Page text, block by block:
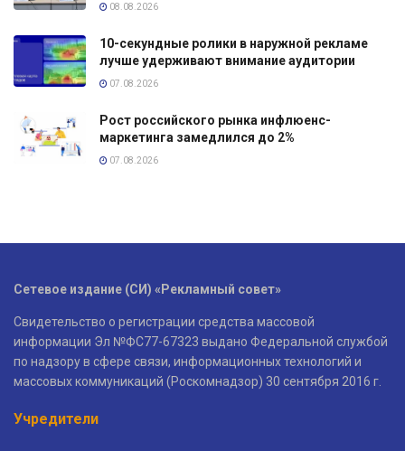
08.08.2026
10-секундные ролики в наружной рекламе
лучше удерживают внимание аудитории
07.08.2026
Рост российского рынка инфлюенс-
маркетинга замедлился до 2%
07.08.2026
Сетевое издание (СИ) «Рекламный совет»
Свидетельство о регистрации средства массовой
информации Эл №ФС77-67323 выдано Федеральной службой
по надзору в сфере связи, информационных технологий и
массовых коммуникаций (Роскомнадзор) 30 сентября 2016 г.
Учредители